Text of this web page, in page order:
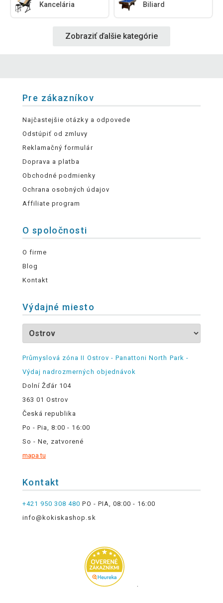
Kancelária Biliard
Zobraziť ďalšie kategórie
Pre zákazníkov
Najčastejšie otázky a odpovede
Odstúpiť od zmluvy
Reklamačný formulár
Doprava a platba
Obchodné podmienky
Ochrana osobných údajov
Affiliate program
O spoločnosti
O firme
Blog
Kontakt
Výdajné miesto
Průmyslová zóna II Ostrov - Panattoni North Park -
Výdaj nadrozmerných objednávok
Dolní Žďár 104
363 01 Ostrov
Česká republika
Po - Pia, 8:00 - 16:00
So - Ne, zatvorené
mapa tu
Kontakt
+421 950 308 480 PO - PIA, 08:00 - 16:00
info@kokiskashop.sk
.